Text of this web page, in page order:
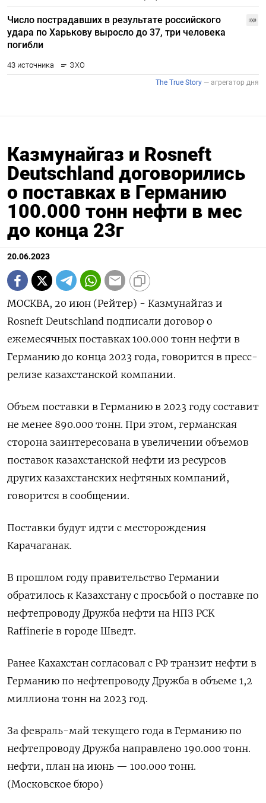
Казмунайгаз и Rosneft
Deutschland договорились
о поставках в Германию
100.000 тонн нефти в мес
до конца 23г
20.06.2023
МОСКВА, 20 июн (Рейтер) - Казмунайгаз и
Rosneft Deutschland подписали договор о
ежемесячных поставках 100.000 тонн нефти в
Германию до конца 2023 года, говорится в пресс-
релизе казахстанской компании.
Объем поставки в Германию в 2023 году составит
не менее 890.000 тонн. При этом, германская
сторона заинтересована в увеличении объемов
поставок казахстанской нефти из ресурсов
других казахстанских нефтяных компаний,
говорится в сообщении.
Поставки будут идти с месторождения
Карачаганак.
В прошлом году правительство Германии
обратилось к Казахстану с просьбой о поставке по
нефтепроводу Дружба нефти на НПЗ PCK
Raffinerie в городе Шведт.
Ранее Кахахстан согласовал с РФ транзит нефти в
Германию по нефтепроводу Дружба в объеме 1,2
миллиона тонн на 2023 год.
За февраль-май текущего года в Германию по
нефтепроводу Дружба направлено 190.000 тонн.
нефти, план на июнь — 100.000 тонн.
(Московское бюро)